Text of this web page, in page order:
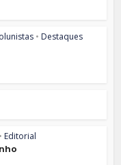
• Destaques
• Editorial